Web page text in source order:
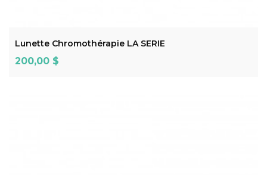
Lunette Chromothérapie LA SERIE
Prix
200,00 $